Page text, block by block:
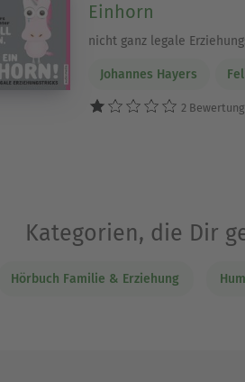
Einhorn
nicht ganz legale
Johannes Hayers
2
Kategorien, die Dir
Hörbuch Familie & Erziehung